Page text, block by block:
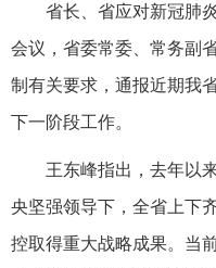
省长、省应对新冠肺
会议，省委常委、常务副
制有关要求，通报近期我
下一阶段工作。
王东峰指出，去年以
央坚强领导下，全省上下
控取得重大战略成果。当